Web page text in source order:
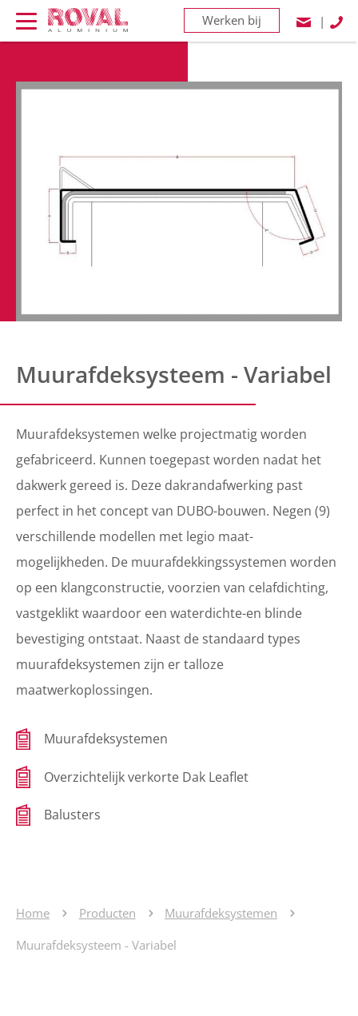
Werken bij |
Muurafdeksysteem - Variabel
Muurafdeksystemen welke projectmatig worden
gefabriceerd. Kunnen toegepast worden nadat het
dakwerk gereed is. Deze dakrandafwerking past
perfect in het concept van DUBO-bouwen. Negen (9)
verschillende modellen met legio maat-
mogelijkheden. De muurafdekkingssystemen worden
op een klangconstructie, voorzien van celafdichting,
vastgeklikt waardoor een waterdichte-en blinde
bevestiging ontstaat. Naast de standaard types
muurafdeksystemen zijn er talloze
maatwerkoplossingen.
Muurafdeksystemen
Overzichtelijk verkorte Dak Leaflet
Balusters
Home Producten Muurafdeksystemen
Muurafdeksysteem - Variabel